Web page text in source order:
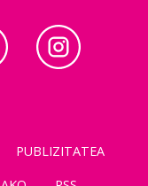
PUBLIZITATEA